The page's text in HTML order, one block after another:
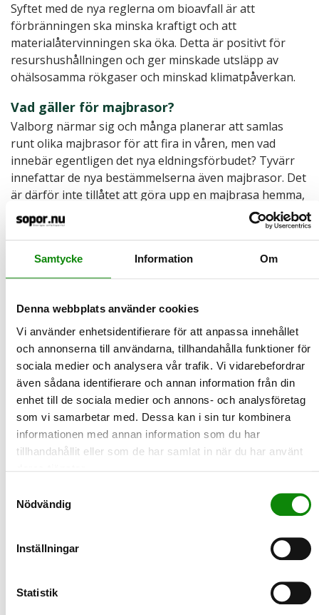
Samtycke Information Om
Denna webbplats använder cookies
Vi använder enhetsidentifierare för att anpassa innehållet
och annonserna till användarna, tillhandahålla funktioner för
sociala medier och analysera vår trafik. Vi vidarebefordrar
även sådana identifierare och annan information från din
enhet till de sociala medier och annons- och analysföretag
som vi samarbetar med. Dessa kan i sin tur kombinera
informationen med annan information som du har
tillhandahållit eller som de har samlat in när du har använt
Nödvändig
Inställningar
Statistik
Syftet med de nya reglerna om bioavfall är att
förbränningen ska minska kraftigt och att
materialåtervinningen ska öka. Detta är positivt för
resurshushållningen och ger minskade utsläpp av
ohälsosamma rökgaser och minskad klimatpåverkan.
Vad gäller för majbrasor?
Valborg närmar sig och många planerar att samlas
runt olika majbrasor för att fira in våren, men vad
innebär egentligen det nya eldningsförbudet? Tyvärr
innefattar de nya bestämmelserna även majbrasor. Det
är därför inte tillåtet att göra upp en majbrasa hemma,
utan tillstånd från kommunen. Men det går att söka
dispens som gäller för en särskild tid och plats.
Många kommuner har redan innan de nya
bestämmelserna haft begränsningar när det gäller
gäller just där du bor är du välkommen att kontakta din
kommun.
2024-07-01
Statistik för 2023
Sverige återvinner allt mer. Mer återvinning och mindre
deponering. Men också mer avfall. Så kan man sammanfatta
utv…
2024-06-11
bättre i sommar
LÄS MER